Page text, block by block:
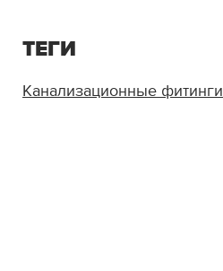
ТЕГИ
Канализационные фитинги